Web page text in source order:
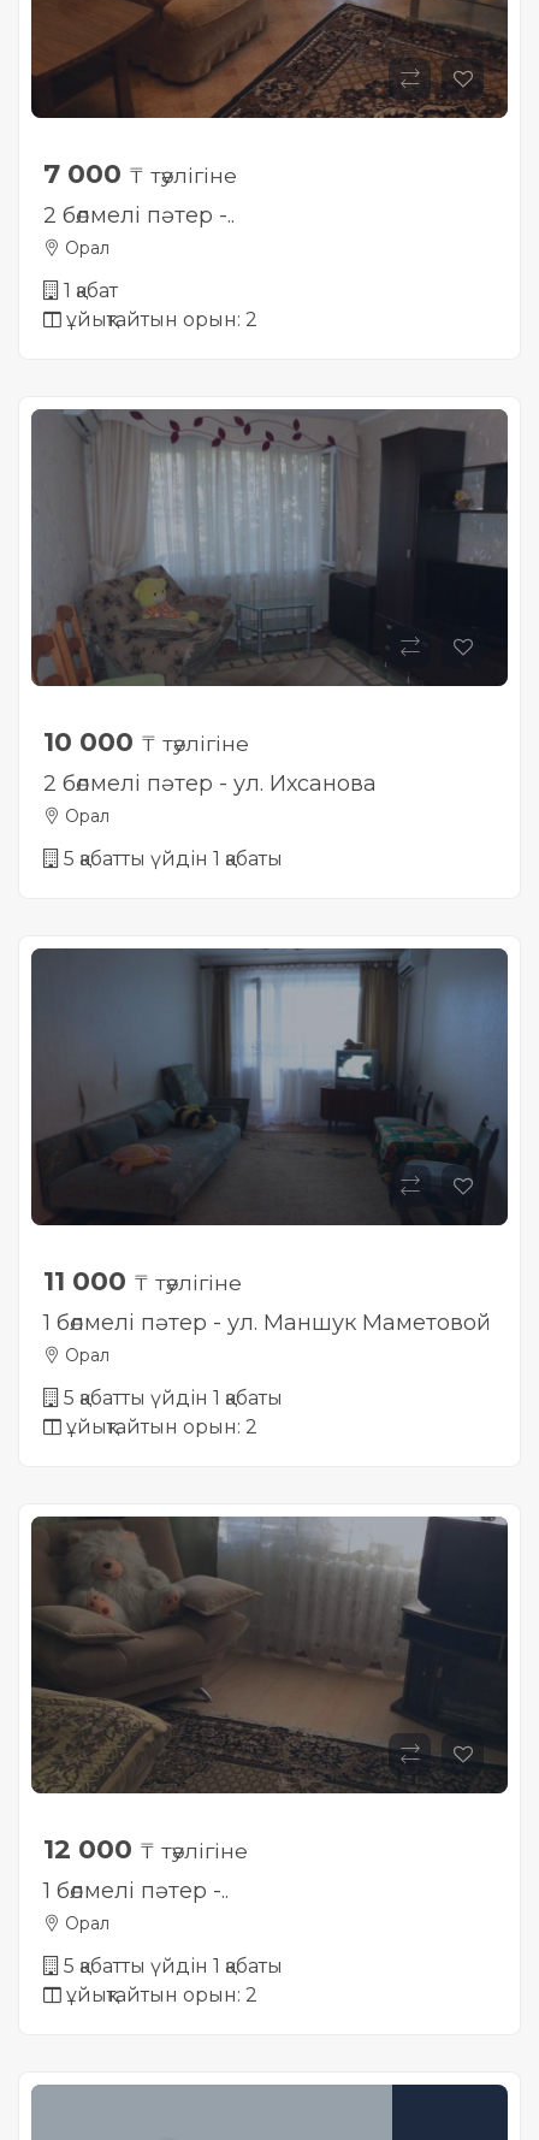
7 000 ₸ тәулігіне
2 бөлмелі пәтер -..
Орал
1 қабат
ұйықтайтын орын: 2
10 000 ₸ тәулігіне
2 бөлмелі пәтер - ул. Ихсанова
Орал
5 қабатты үйдін 1 қабаты
11 000 ₸ тәулігіне
1 бөлмелі пәтер - ул. Маншук Маметовой
Орал
5 қабатты үйдін 1 қабаты
ұйықтайтын орын: 2
12 000 ₸ тәулігіне
1 бөлмелі пәтер -..
Орал
5 қабатты үйдін 1 қабаты
ұйықтайтын орын: 2